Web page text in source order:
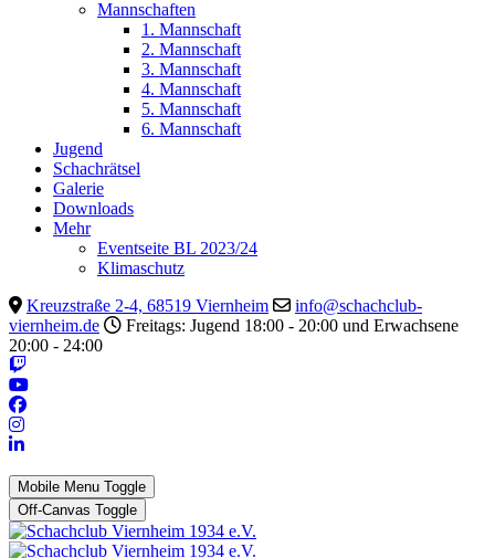
Mannschaften
1. Mannschaft
2. Mannschaft
3. Mannschaft
4. Mannschaft
5. Mannschaft
6. Mannschaft
Jugend
Schachrätsel
Galerie
Downloads
Mehr
Eventseite BL 2023/24
Klimaschutz
Kreuzstraße 2-4, 68519 Viernheim
info@schachclub-
viernheim.de
Freitags: Jugend 18:00 - 20:00 und Erwachsene
20:00 - 24:00
Mobile Menu Toggle
Off-Canvas Toggle